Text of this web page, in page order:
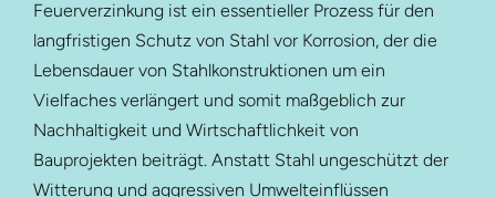
Feuerverzinkung ist ein essentieller Prozess für den
langfristigen Schutz von Stahl vor Korrosion, der die
Lebensdauer von Stahlkonstruktionen um ein
Vielfaches verlängert und somit maßgeblich zur
Nachhaltigkeit und Wirtschaftlichkeit von
Bauprojekten beiträgt. Anstatt Stahl ungeschützt der
Witterung und aggressiven Umwelteinflüssen